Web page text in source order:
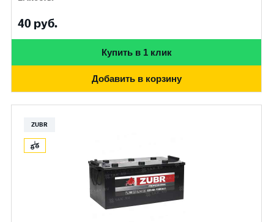
40 руб.
Купить в 1 клик
Добавить в корзину
ZUBR